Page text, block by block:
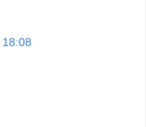
18:08